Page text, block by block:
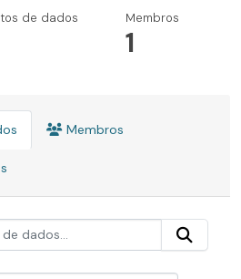
de dados Membros
1
Membros